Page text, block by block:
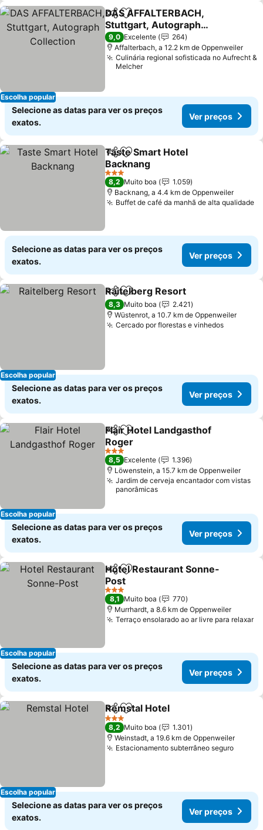
Escolha popular
PartilharAdicionar aos favoritos
DAS AFFALTERBACH,
Stuttgart, Autograph
Collection
Ver preços
9,0 Excelente
264
Affalterbach, a 12.2 km de Oppenweiler
Culinária regional sofisticada no Aufrecht &
Melcher
Selecione as datas para ver os preços
exatos.
Ver preços
PartilharAdicionar aos favoritos
Taste Smart Hotel
Backnang
Ver preços
3 Estrelas
8,2 Muito boa
1.059
Backnang, a 4.4 km de Oppenweiler
Buffet de café da manhã de alta qualidade
Selecione as datas para ver os preços
exatos.
Ver preços
Escolha popular
PartilharAdicionar aos favoritos
Raitelberg Resort
8,3 Muito boa
2.421
Wüstenrot, a 10.7 km de Oppenweiler
Cercado por florestas e vinhedosVer
Selecione as datas para ver os preços
exatos.
Ver preços
Escolha popular
PartilharAdicionar aos favoritos
Flair Hotel Landgasthof
Roger
Ver preços
3 Estrelas
8,5 Excelente
1.396
Löwenstein, a 15.7 km de Oppenweiler
Jardim de cerveja encantador com vistas
panorâmicas
Selecione as datas para ver os preços
exatos.
Ver preços
Escolha popular
PartilharAdicionar aos favoritos
Hotel Restaurant Sonne-
Post
Ver preços
3 Estrelas
8,1 Muito boa
770
Murrhardt, a 8.6 km de Oppenweiler
Terraço ensolarado ao ar livre para relaxar
Selecione as datas para ver os preços
exatos.
Ver preços
Escolha popular
PartilharAdicionar aos favoritos
Remstal Hotel
3 Estrelas
8,2 Muito boa
1.301
Weinstadt, a 19.6 km de Oppenweiler
Estacionamento subterrâneo seguroVer
Selecione as datas para ver os preços
exatos.
Ver preços